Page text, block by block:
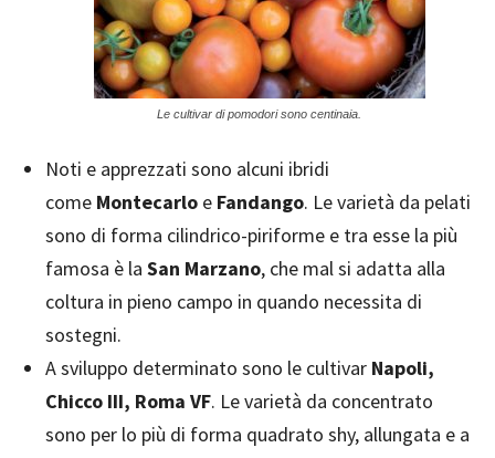
Le cultivar di pomodori sono centinaia.
Noti e apprezzati sono alcuni ibridi
come Montecarlo e Fandango. Le varietà da pelati
sono di forma cilindrico-piriforme e tra esse la più
famosa è la San Marzano, che mal si adatta alla
coltura in pieno campo in quando necessita di
sostegni.
A sviluppo determinato sono le cultivar Napoli,
Chicco III, Roma VF. Le varietà da concentrato
sono per lo più di forma quadrato shy, allungata e a